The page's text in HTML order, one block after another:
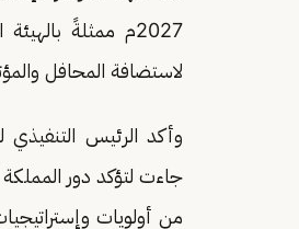
2027م ممثلةً
لاستضافة المحافل
وأكد الرئيس التنفيذي
جاءت لتؤكد دور
من أولويات